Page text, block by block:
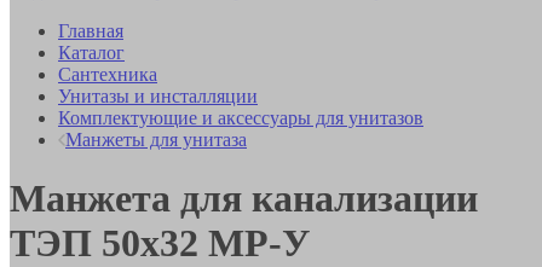
Главная
Каталог
Сантехника
Унитазы и инсталляции
Комплектующие и аксессуары для унитазов
Манжеты для унитаза
Манжета для канализации
ТЭП 50х32 MP-У